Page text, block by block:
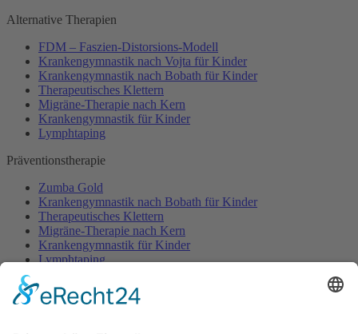
Alternative Therapien
FDM – Faszien-Distorsions-Modell
Krankengymnastik nach Vojta für Kinder
Krankengymnastik nach Bobath für Kinder
Therapeutisches Klettern
Migräne-Therapie nach Kern
Krankengymnastik für Kinder
Lymphtaping
Präventionstherapie
Zumba Gold
Krankengymnastik nach Bobath für Kinder
Therapeutisches Klettern
Migräne-Therapie nach Kern
Krankengymnastik für Kinder
Lymphtaping
Rücken Therapie